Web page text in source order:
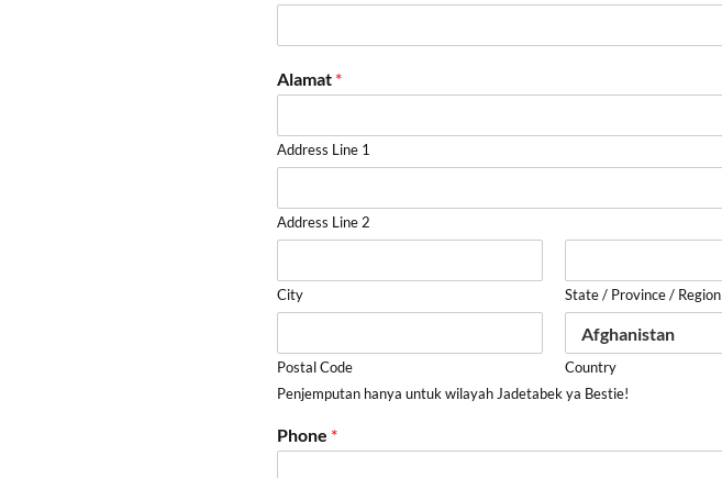
Alamat *
Address Line 1
Address Line 2
City State / Province / Region
Postal Code
Country
Penjemputan hanya untuk wilayah Jadetabek ya Bestie!
Phone *